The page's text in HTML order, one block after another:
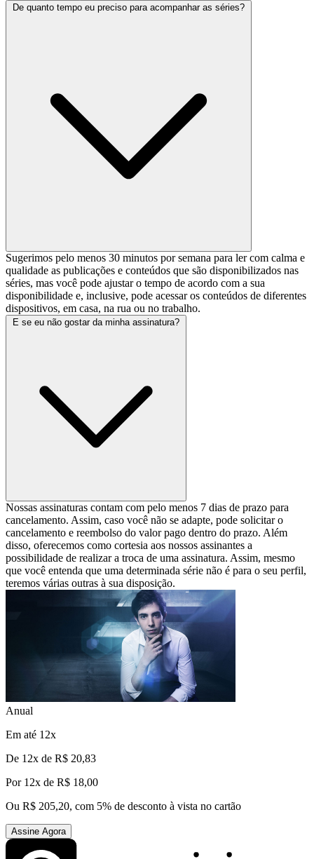
De quanto tempo eu preciso para acompanhar as séries?
Sugerimos pelo menos 30 minutos por semana para ler com calma e
qualidade as publicações e conteúdos que são disponibilizados nas
séries, mas você pode ajustar o tempo de acordo com a sua
disponibilidade e, inclusive, pode acessar os conteúdos de diferentes
dispositivos, em casa, na rua ou no trabalho.
E se eu não gostar da minha assinatura?
Nossas assinaturas contam com pelo menos 7 dias de prazo para
cancelamento. Assim, caso você não se adapte, pode solicitar o
cancelamento e reembolso do valor pago dentro do prazo. Além
disso, oferecemos como cortesia aos nossos assinantes a
possibilidade de realizar a troca de uma assinatura. Assim, mesmo
que você entenda que uma determinada série não é para o seu perfil,
teremos várias outras à sua disposição.
Anual
Em até 12x
De 12x de R$ 20,83
Por 12x de R$ 18,00
Ou R$ 205,20, com 5% de desconto à vista no cartão
Assine Agora